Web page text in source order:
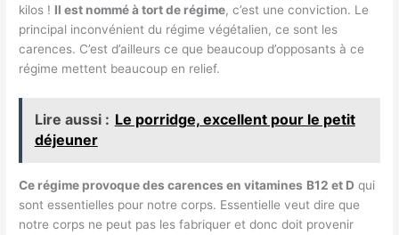
kilos ! Il est nommé à tort de régime, c’est une conviction. Le
principal inconvénient du régime végétalien, ce sont les
carences. C’est d’ailleurs ce que beaucoup d’opposants à ce
régime mettent beaucoup en relief.
Lire aussi : Le porridge, excellent pour le petit
déjeuner
Ce régime provoque des carences en vitamines B12 et D qui
sont essentielles pour notre corps. Essentielle veut dire que
notre corps ne peut pas les fabriquer et donc doit provenir